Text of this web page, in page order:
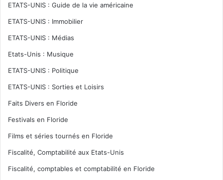
ETATS-UNIS : Guide de la vie américaine
ETATS-UNIS : Immobilier
ETATS-UNIS : Médias
Etats-Unis : Musique
ETATS-UNIS : Politique
ETATS-UNIS : Sorties et Loisirs
Faits Divers en Floride
Festivals en Floride
Films et séries tournés en Floride
Fiscalité, Comptabilité aux Etats-Unis
Fiscalité, comptables et comptabilité en Floride